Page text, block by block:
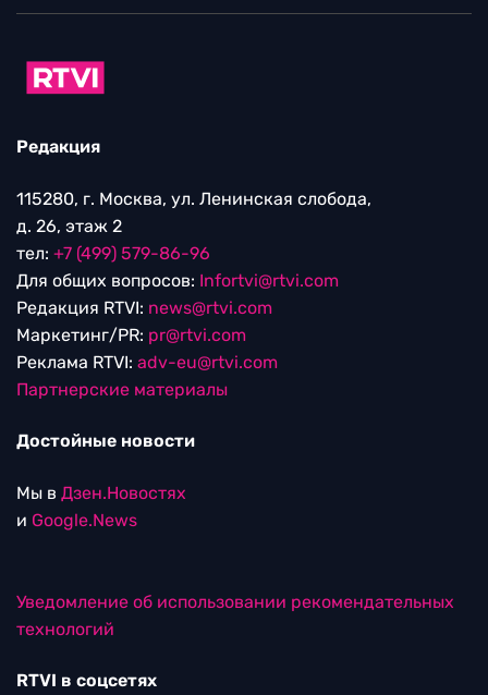
Редакция
115280, г. Москва, ул. Ленинская слобода,
д. 26, этаж 2
тел: +7 (499) 579-86-96
Для общих вопросов: Infortvi@rtvi.com
Редакция RTVI: news@rtvi.com
Маркетинг/PR: pr@rtvi.com
Реклама RTVI: adv-eu@rtvi.com
Партнерские материалы
Достойные новости
Мы в Дзен.Новостях
и Google.News
Уведомление об использовании рекомендательных
технологий
RTVI в соцсетях